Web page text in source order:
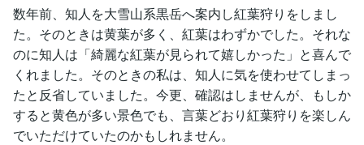
数年前、知人を大雪山系黒岳へ案内し紅葉狩りをしまし
た。そのときは黄葉が多く、紅葉はわずかでした。それな
のに知人は「綺麗な紅葉が見られて嬉しかった」と喜んで
くれました。そのときの私は、知人に気を使わせてしまっ
たと反省していました。今更、確認はしませんが、もしか
すると黄色が多い景色でも、言葉どおり紅葉狩りを楽しん
でいただけていたのかもしれません。